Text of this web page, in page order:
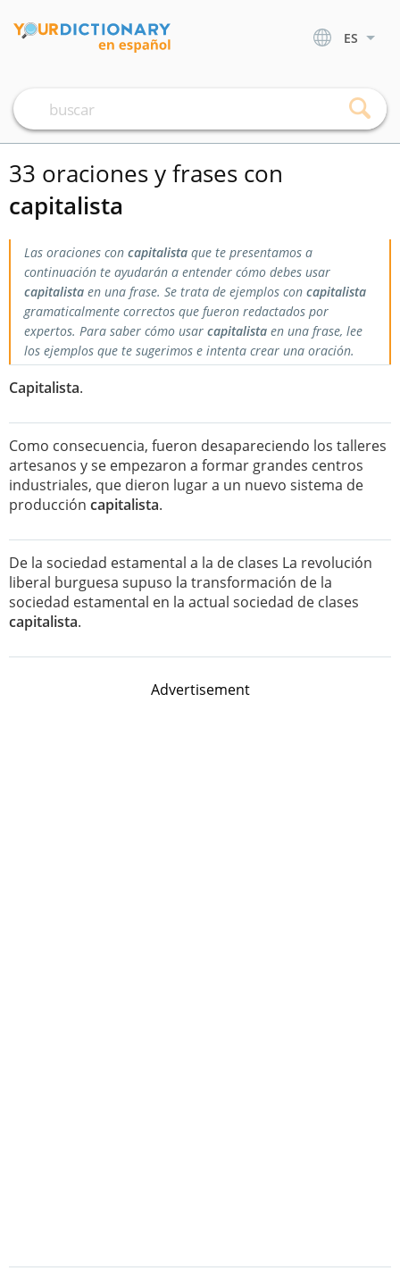
ES
33 oraciones y frases con
capitalista
Las oraciones con capitalista que te presentamos a
continuación te ayudarán a entender cómo debes usar
capitalista en una frase. Se trata de ejemplos con capitalista
gramaticalmente correctos que fueron redactados por
expertos. Para saber cómo usar capitalista en una frase, lee
los ejemplos que te sugerimos e intenta crear una oración.
Capitalista.
Como consecuencia, fueron desapareciendo los talleres
artesanos y se empezaron a formar grandes centros
industriales, que dieron lugar a un nuevo sistema de
producción capitalista.
De la sociedad estamental a la de clases La revolución
liberal burguesa supuso la transformación de la
sociedad estamental en la actual sociedad de clases
capitalista.
Advertisement